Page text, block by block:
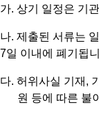
가. 상기 일정은 기
나. 제출된 서류는
7일 이내에 폐기됩
다. 허위사실 기재 ,
원 등에 따른 불